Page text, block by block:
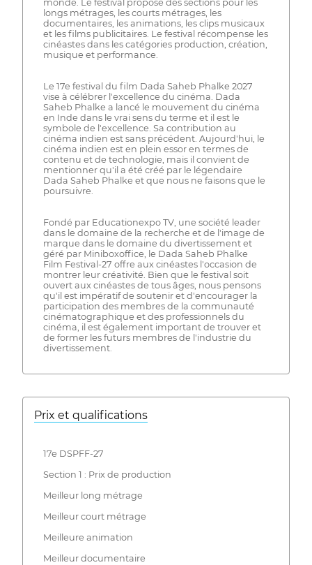
monde. Le festival propose des sections pour les
longs métrages, les courts métrages, les
documentaires, les animations, les clips musicaux
et les films publicitaires. Le festival récompense les
cinéastes dans les catégories production, création,
musique et performance.
Le 17e festival du film Dada Saheb Phalke 2027
vise à célébrer l'excellence du cinéma. Dada
Saheb Phalke a lancé le mouvement du cinéma
en Inde dans le vrai sens du terme et il est le
symbole de l'excellence. Sa contribution au
cinéma indien est sans précédent. Aujourd'hui, le
cinéma indien est en plein essor en termes de
contenu et de technologie, mais il convient de
mentionner qu'il a été créé par le légendaire
Dada Saheb Phalke et que nous ne faisons que le
poursuivre.
Fondé par Educationexpo TV, une société leader
dans le domaine de la recherche et de l'image de
marque dans le domaine du divertissement et
géré par Miniboxoffice, le Dada Saheb Phalke
Film Festival-27 offre aux cinéastes l'occasion de
montrer leur créativité. Bien que le festival soit
ouvert aux cinéastes de tous âges, nous pensons
qu'il est impératif de soutenir et d'encourager la
participation des membres de la communauté
cinématographique et des professionnels du
cinéma, il est également important de trouver et
de former les futurs membres de l'industrie du
divertissement.
Prix ​​et qualifications
17e DSPFF-27
Section 1 : Prix de production
Meilleur long métrage
Meilleur court métrage
Meilleure animation
Meilleur documentaire